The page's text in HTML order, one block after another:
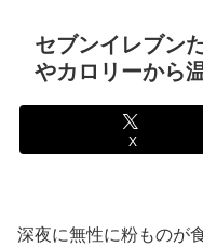
セブンイレブン
やカロリーから
X
深夜に無性に粉ものが